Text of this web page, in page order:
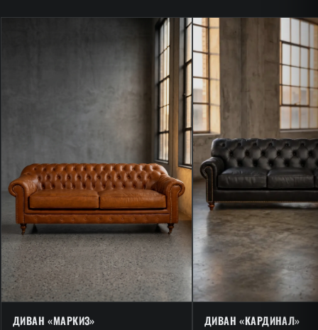
ДИВАН «МАРКИЗ» ДИВАН «КАРДИНАЛ»